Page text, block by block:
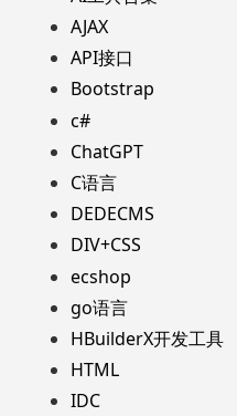
AJAX
API接口
Bootstrap
c#
ChatGPT
C语言
DEDECMS
DIV+CSS
ecshop
go语言
HBuilderX开发工具
HTML
IDC